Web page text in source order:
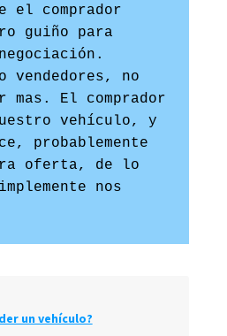
el comprador
guiño para
vendedores, no
mas. El comprador
vehículo, y
probablemente
oferta, de lo
nos
un vehículo?